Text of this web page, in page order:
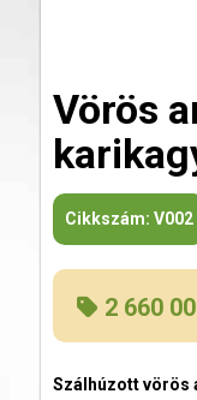
Vörös
Cikkszám: V002
2 660
Szálhúzott vörös